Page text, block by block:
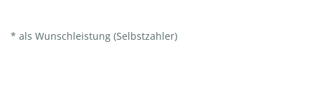
* als Wunschleistung (Selbstzahler)